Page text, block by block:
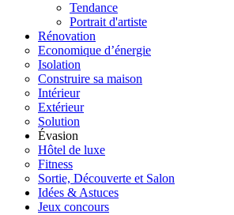
Tendance
Portrait d'artiste
Rénovation
Economique d’énergie
Isolation
Construire sa maison
Intérieur
Extérieur
Solution
Évasion
Hôtel de luxe
Fitness
Sortie, Découverte et Salon
Idées & Astuces
Jeux concours